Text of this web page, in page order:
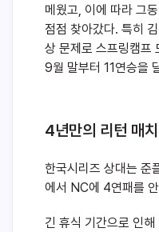
메웠고, 이에 따라 그
점점 찾아갔다. 특히
상 문제로 스프링캠프
9월 말부터 11연승을
4년만의 리턴 매치
한국시리즈 상대는 준
에서 NC에 4연패를
긴 휴식 기간으로 인